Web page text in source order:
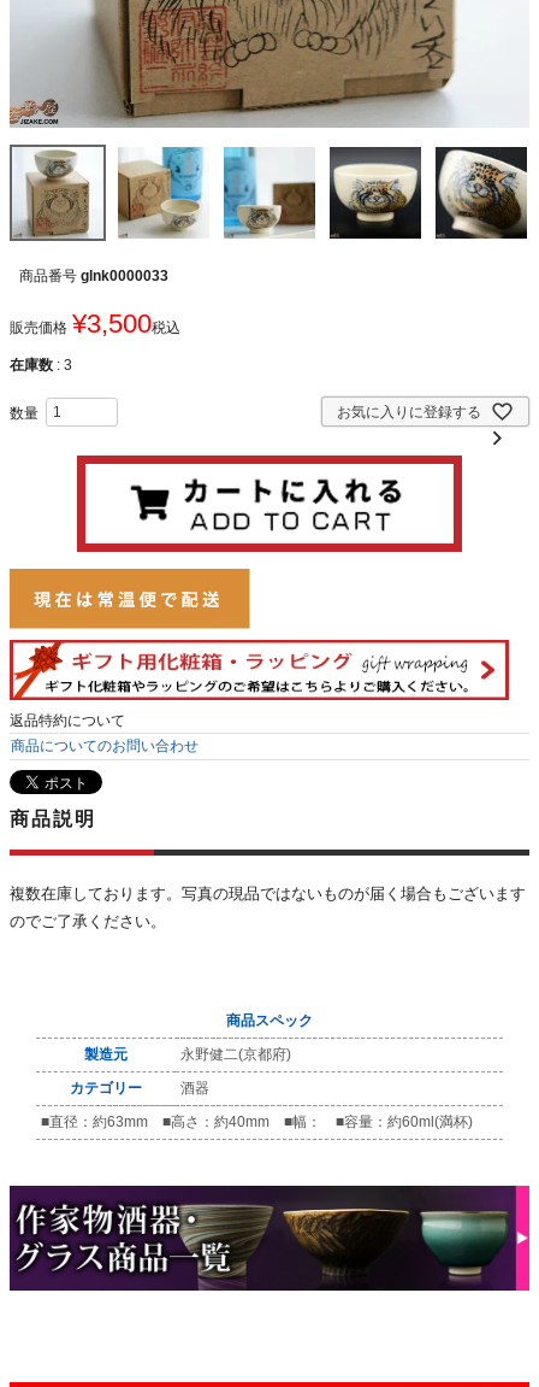
商品番号 glnk0000033
販売価格 ¥3,500税込
在庫数 3
お気に入りに登録する
返品特約について
商品についてのお問い合わせ
商品説明
複数在庫しております。写真の現品ではないものが届く場合もございます
のでご了承ください。
商品スペック
製造元
永野健二(京都府)
カテゴリー
酒器
■直径：約63mm ■高さ：約40mm ■幅： ■容量：約60ml(満杯)